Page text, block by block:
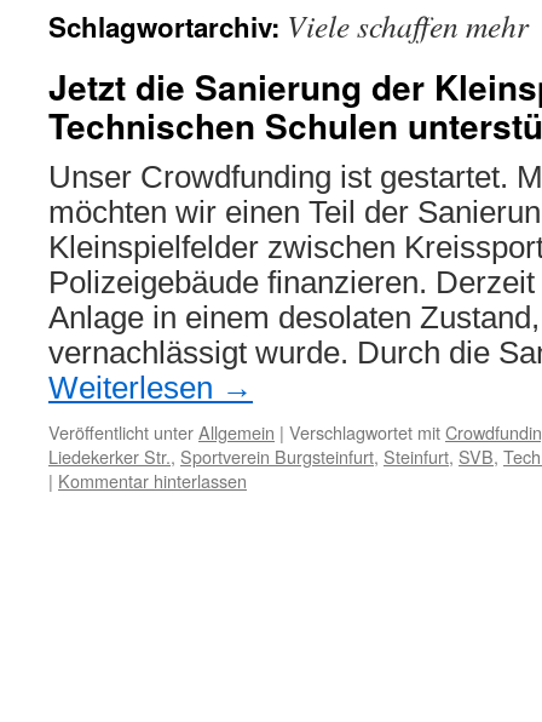
Schlagwortarchiv: Viele schaffen mehr
Jetzt die Sanierung der
Technischen Schulen
Unser Crowdfunding ist gestartet.
möchten wir einen Teil der
Kleinspielfelder zwischen
Polizeigebäude finanzieren.
Anlage in einem desolaten
vernachlässigt wurde. Durch die
Weiterlesen →
Veröffentlicht unterAllgemein | Verschlagwortet mit
Liedekerker Str., Sportverein Burgsteinfurt, Steinfurt, SVB,
| Kommentar hinterlassen